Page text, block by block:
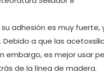
adhesión es muy
a que las
es mejor usar
de la línea de madera.